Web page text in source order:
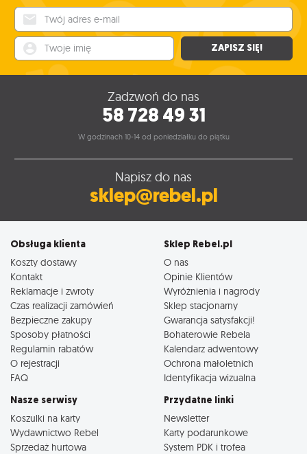
ZAPISZ SIĘ!
Zadzwoń do nas
58 728 49 31
W godzinach 10-14 od poniedziałku do piątku
Napisz do nas
sklep@rebel.pl
Obsługa klienta
Koszty dostawy
Kontakt
Reklamacje i zwroty
Czas realizacji zamówień
Bezpieczne zakupy
Sposoby płatności
Regulamin rabatów
O rejestracji
FAQ
Sklep Rebel.pl
O nas
Opinie Klientów
Wyróżnienia i nagrody
Sklep stacjonarny
Gwarancja satysfakcji!
Bohaterowie Rebela
Kalendarz adwentowy
Ochrona małoletnich
Identyfikacja wizualna
Nasze serwisy
Koszulki na karty
Wydawnictwo Rebel
Sprzedaż hurtowa
Przydatne linki
Newsletter
Karty podarunkowe
System PDK i trofea